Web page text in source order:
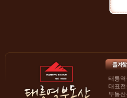
태릉
대표전
부동산